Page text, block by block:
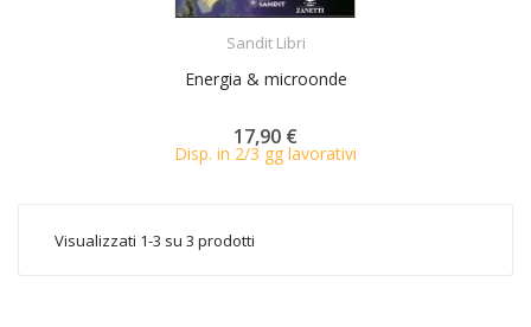
Sandit Libri
Energia & microonde
17,90 €
Disp. in 2/3 gg lavorativi
Visualizzati 1-3 su 3 prodotti